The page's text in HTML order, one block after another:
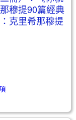
穆提90篇經典
克里希那穆提